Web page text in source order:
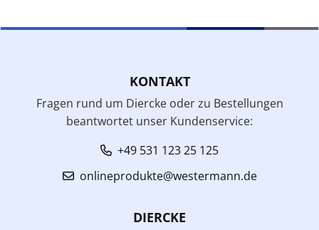
KONTAKT
Fragen rund um Diercke oder zu Bestellungen
beantwortet unser Kundenservice:
+49 531 123 25 125
onlineprodukte@westermann.de
DIERCKE